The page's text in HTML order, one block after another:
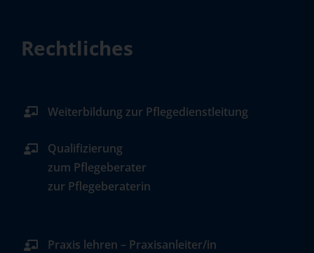
Rechtliches
Weiterbildung zur Pflegedienstleitung
Qualifizierung
zum Pflegeberater
zur Pflegeberaterin
Praxis lehren – Praxisanleiter/in